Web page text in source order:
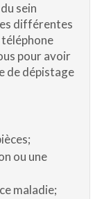
sein
différentes
pour avoir
de dépistage
ou une
maladie;